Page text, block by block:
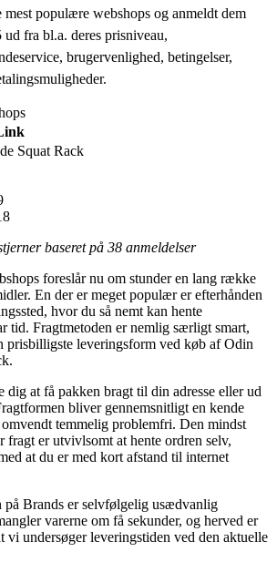
mest populære webshops og anmeldt dem
fra bl.a. deres prisniveau,
brugervenlighed, betingelser,
Squat Rack
baseret på 38 anmeldelser
foreslår nu om stunder en lang række
En der er meget populær er efterhånden
hvor du så nemt kan hente
tid. Fragtmetoden er nemlig særligt smart,
prisbilligste leveringsform ved køb af Odin
dig at få pakken bragt til din adresse eller ud
bliver gennemsnitligt en kende
temmelig problemfri. Den mindst
fragt er utvivlsomt at hente ordren selv,
at du er med kort afstand til internet
på Brands er selvfølgelig usædvanlig
varerne om få sekunder, og herved er
vi undersøger leveringstiden ved den aktuelle